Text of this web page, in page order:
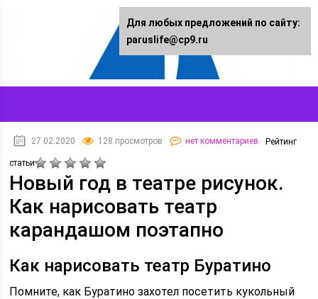
27.02.2020 128 просмотров нет комментариев Рейтинг
статьи
Новый год в театре рисунок.
Как нарисовать театр
карандашом поэтапно
Как нарисовать театр Буратино
Помните, как Буратино захотел посетить кукольный
Для любых предложений по сайту:
paruslife@cp9.ru